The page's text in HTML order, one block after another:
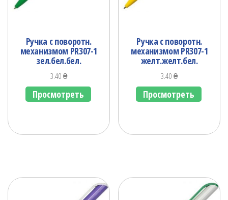
Ручка с поворотн.
механизмом PR307-1
зел.бел.бел.
3.40₴
Просмотреть
Ручка с поворотн.
механизмом PR307-1
желт.желт.бел.
3.40₴
Просмотреть